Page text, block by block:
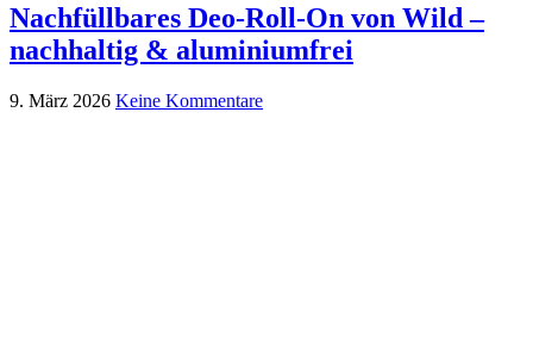
Nachfüllbares Deo-Roll-On von Wild –
nachhaltig & aluminiumfrei
9. März 2026 Keine Kommentare